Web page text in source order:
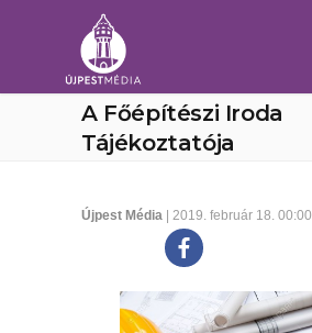
A Főépítészi Iroda
Tájékoztatója
Újpest Média | 2019. február 18. 00:00